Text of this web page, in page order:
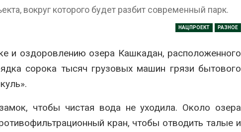
вокруг которого будет разбит современный парк.
НАЦПРОЕКТ РАЗНОЕ
и оздоровлению озера Кашкадан, расположенного
сорока тысяч грузовых машин грязи бытового
чтобы чистая вода не уходила. Около озера
кран, чтобы отводить талые и
Авг 6, 2026
солнечных панелей для
Москвариум отметит 11-
фестивалем
Авг 5, 2026
тыс. человек
установили
вторсырья
получать питьевую воду
ветра